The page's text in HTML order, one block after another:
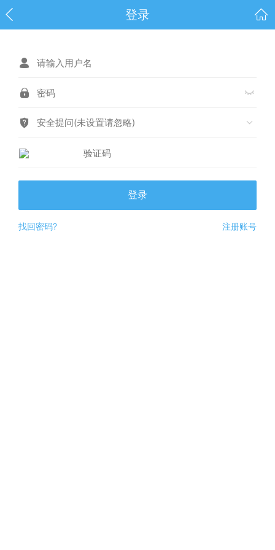
登录
安全提问(未设置请忽略)
登录
找回密码? 注册账号